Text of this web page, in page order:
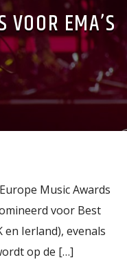
VOOR EMA’S
Music Awards
voor Best
en Ierland), evenals
op de […]